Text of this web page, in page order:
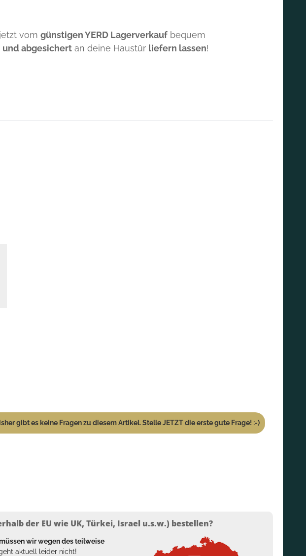
vom günstigen YERD Lagerverkauf bequem
und abgesichert an deine Haustür liefern lassen!
gibt es keine Fragen zu diesem Artikel. Stelle JETZT die erste gute Frage! :-)
der EU wie UK, Türkei, Israel u.s.w.) bestellen?
wir wegen des teilweise
aktuell leider nicht!